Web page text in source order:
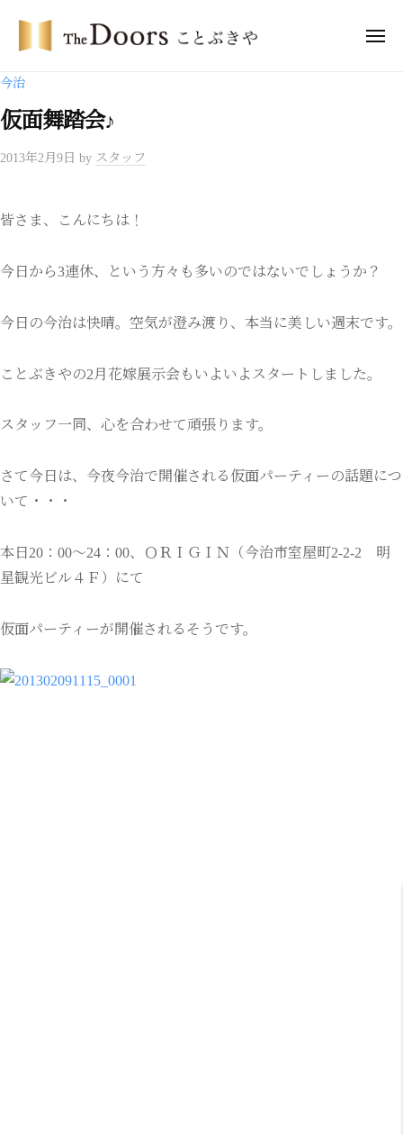
ン
ツ
ス
ッ
ド
こ
ぶ
や
メ
今治
仮面舞踏会♪
2013年2月9日 by スタッフ
皆さま、こんにちは！
今日から3連休、という方々も多いのではないでしょうか？
今日の今治は快晴。空気が澄み渡り、本当に美しい週末です。
ことぶきやの2月花嫁展示会もいよいよスタートしました。
スタッフ一同、心を合わせて頑張ります。
さて今日は、今夜今治で開催される仮面パーティーの話題につ
いて・・・
本日20：00～24：00、ＯＲＩＧＩＮ（今治市室屋町2-2-2 明
星観光ビル４Ｆ）にて
仮面パーティーが開催されるそうです。
・
ー
ズ
こ
と
や